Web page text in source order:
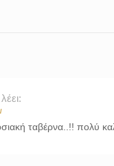
λέει:
ταβέρνα..!! πολύ